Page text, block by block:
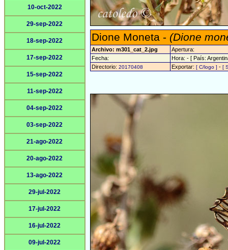
10-oct-2022
29-sep-2022
18-sep-2022
17-sep-2022
15-sep-2022
11-sep-2022
04-sep-2022
03-sep-2022
21-ago-2022
20-ago-2022
13-ago-2022
29-jul-2022
17-jul-2022
16-jul-2022
09-jul-2022
Dione Moneta - (Dione
Archivo: m301_cat_2.jpg
Apertura:
Fecha:
Hora: - [ País:
Directorio: 20170408 Exportar: [ C/logo ] - [